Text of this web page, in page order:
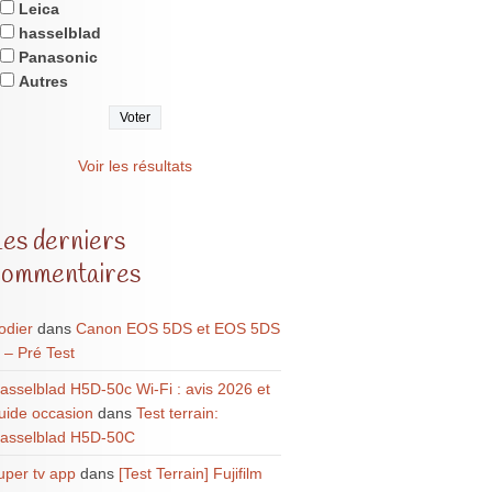
Leica
hasselblad
Panasonic
Autres
Voir les résultats
derniers
dans Canon EOS 5DS et EOS 5DS
– Pré Test
H5D-50c Wi-Fi : avis 2026 et
occasion dans Test terrain:
H5D-50C
tv appdans [Test Terrain] Fujifilm